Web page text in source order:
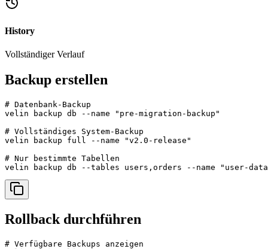
History
Vollständiger Verlauf
Backup erstellen
# Datenbank-Backup
velin backup db --name "pre-migration-backup"
# Vollständiges System-Backup
velin backup full --name "v2.0-release"
# Nur bestimmte Tabellen
velin backup db --tables users,orders --name "user-
Rollback durchführen
# Verfügbare Backups anzeigen